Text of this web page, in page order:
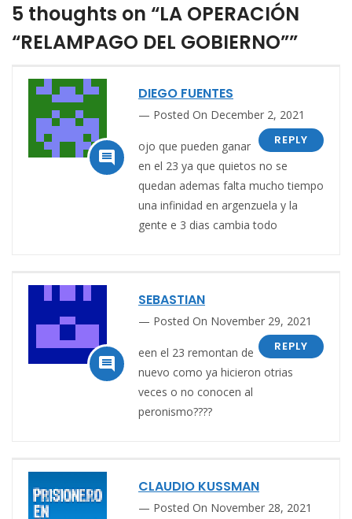
5 thoughts on “LA OPERACIÓN
“RELAMPAGO DEL GOBIERNO””

DIEGO FUENTES
Posted On December 2, 2021
REPLY
ojo que pueden ganar
en el 23 ya que quietos no se
quedan ademas falta mucho tiempo
una infinidad en argenzuela y la
gente e 3 dias cambia todo

SEBASTIAN
Posted On November 29, 2021
REPLY
een el 23 remontan de
nuevo como ya hicieron otrias
veces o no conocen al
peronismo????
CLAUDIO KUSSMAN
Posted On November 28, 2021